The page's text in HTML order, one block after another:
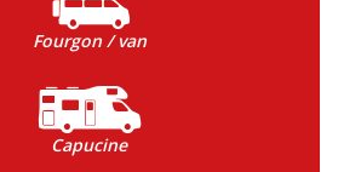
Fourgon / van
Capucine